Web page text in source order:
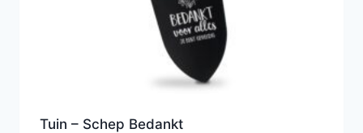
Tuin – Schep Bedankt